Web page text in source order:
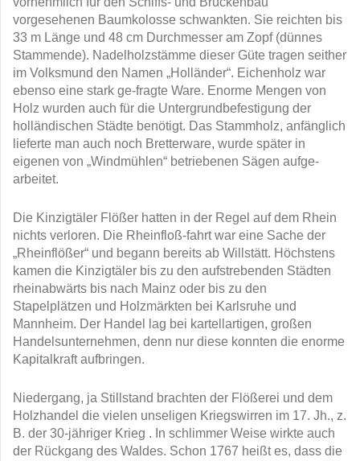
vorgesehenen Baumkolosse schwankten. Sie reichten bis
33 m Länge und 48 cm Durchmesser am Zopf (dünnes
Stammende). Nadelholzstämme dieser Güte tragen seither
im Volksmund den Namen „Holländer“. Eichenholz war
ebenso eine stark ge-fragte Ware. Enorme Mengen von
Holz wurden auch für die Untergrundbefestigung der
holländischen Städte benötigt. Das Stammholz, anfänglich
lieferte man auch noch Bretterware, wurde später in
eigenen von „Windmühlen“ betriebenen Sägen aufge-
arbeitet.
Die Kinzigtäler Flößer hatten in der Regel auf dem Rhein
nichts verloren. Die Rheinfloß-fahrt war eine Sache der
„Rheinflößer“ und begann bereits ab Willstätt. Höchstens
kamen die Kinzigtäler bis zu den aufstrebenden Städten
rheinabwärts bis nach Mainz oder bis zu den
Stapelplätzen und Holzmärkten bei Karlsruhe und
Mannheim. Der Handel lag bei kartellartigen, großen
Handelsunternehmen, denn nur diese konnten die enorme
Kapitalkraft aufbringen.
Niedergang, ja Stillstand brachten der Flößerei und dem
Holzhandel die vielen unseligen Kriegswirren im 17. Jh., z.
B. der 30-jähriger Krieg . In schlimmer Weise wirkte auch
der Rückgang des Waldes. Schon 1767 heißt es, dass die